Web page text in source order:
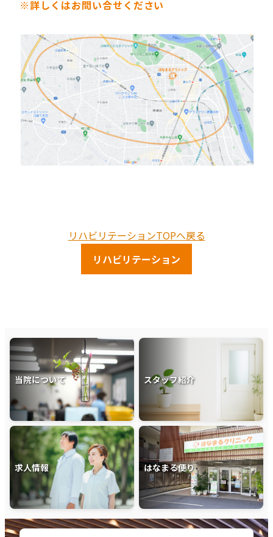
※詳しくはお問い合せください
リハビリテーションTOPへ戻る
リハビリテーション
当院について スタッフ紹介
求人情報 はなまる便り